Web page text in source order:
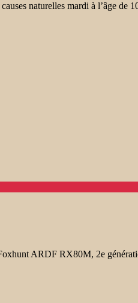
naturelles mardi à l’âge
ARDF RX80M, 2e